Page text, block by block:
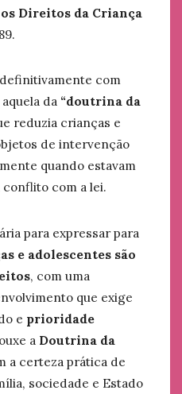
Direitos da Criança
com
da “doutrina da
reduzia crianças e
de intervenção
quando estavam
com a lei.
para expressar para
e adolescentes são
, com uma
que exige
e prioridade
a Doutrina da
a certeza prática de
sociedade e Estado